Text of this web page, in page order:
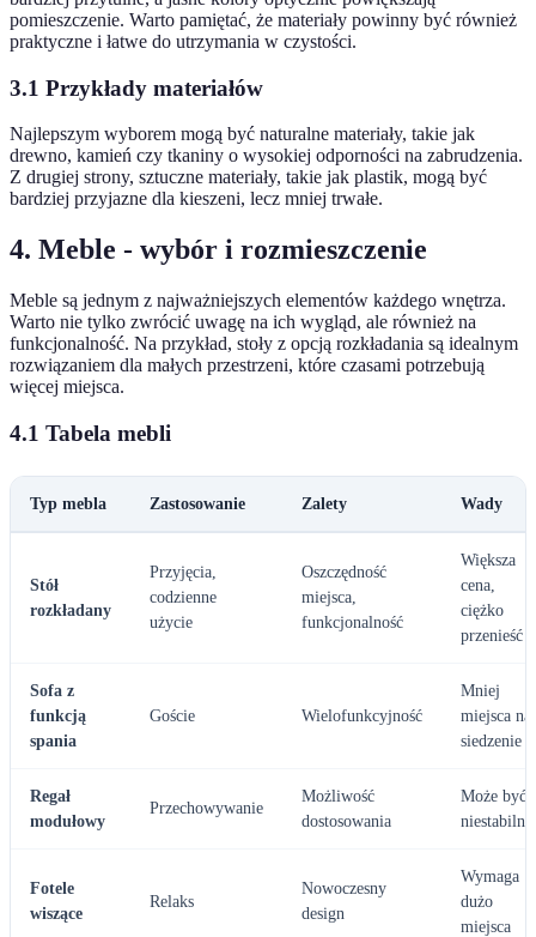
pomieszczenie. Warto pamiętać, że materiały powinny być również
praktyczne i łatwe do utrzymania w czystości.
3.1 Przykłady materiałów
Najlepszym wyborem mogą być naturalne materiały, takie jak
drewno, kamień czy tkaniny o wysokiej odporności na zabrudzenia.
Z drugiej strony, sztuczne materiały, takie jak plastik, mogą być
bardziej przyjazne dla kieszeni, lecz mniej trwałe.
4. Meble - wybór i rozmieszczenie
Meble są jednym z najważniejszych elementów każdego wnętrza.
Warto nie tylko zwrócić uwagę na ich wygląd, ale również na
funkcjonalność. Na przykład, stoły z opcją rozkładania są idealnym
rozwiązaniem dla małych przestrzeni, które czasami potrzebują
więcej miejsca.
4.1 Tabela mebli
Typ mebla Zastosowanie Zalety Wady
Stół
rozkładany
Przyjęcia,
codzienne
użycie
Oszczędność
miejsca,
funkcjonalność
Większa
cena,
ciężko
przenieść
Sofa z
funkcją
spania
Goście Wielofunkcyjność
Mniej
miejsca na
siedzenie
Regał
modułowy
Przechowywanie
Możliwość
dostosowania
Może być
niestabilny
Fotele
wiszące
Relaks
Nowoczesny
design
Wymaga
dużo
miejsca